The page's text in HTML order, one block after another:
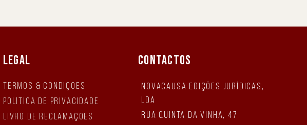
LEGAL
Termos & Condições
Política de Privacidade
Livro de Reclamações
CONTACTOS
NovaCausa Edições Jurídicas,
Lda
Rua Quinta da Vinha, 47